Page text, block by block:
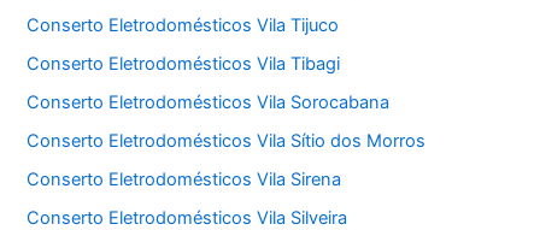
Conserto Eletrodomésticos Vila Tijuco
Conserto Eletrodomésticos Vila Tibagi
Conserto Eletrodomésticos Vila Sorocabana
Conserto Eletrodomésticos Vila Sítio dos Morros
Conserto Eletrodomésticos Vila Sirena
Conserto Eletrodomésticos Vila Silveira